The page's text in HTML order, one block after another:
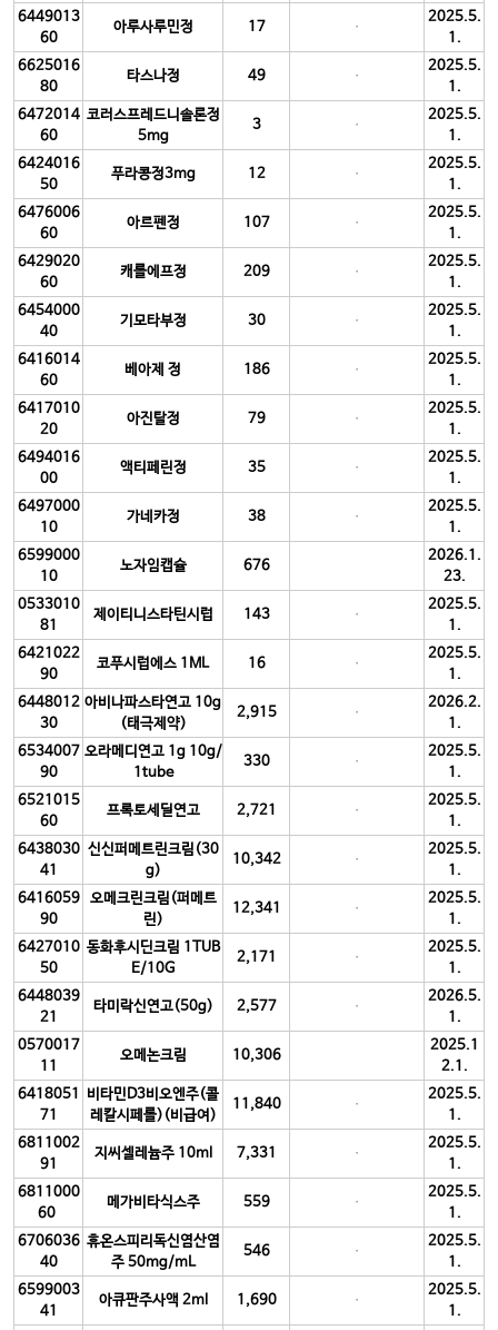
6449013
60
아루사루민정 17
2025.5.
1.
6625016
80
타스나정 49
2025.5.
1.
6472014
60
코러스프레드니솔론정
5mg
3
2025.5.
1.
6424016
50
푸라콩정3mg 12
2025.5.
1.
6476006
60
아르펜정 107
2025.5.
1.
6429020
60
캐롤에프정 209
2025.5.
1.
6454000
40
기모타부정 30
2025.5.
1.
6416014
60
베아제 정 186
2025.5.
1.
6417010
20
아진탈정 79
2025.5.
1.
6494016
00
액티페린정 35
2025.5.
1.
6497000
10
가네카정 38
2025.5.
1.
6599000
10
노자임캡슐 676
2026.1.
23.
0533010
81
제이티니스타틴시럽 143
2025.5.
1.
6421022
90
코푸시럽에스 1ML 16
2025.5.
1.
6448012
30
아비나파스타연고 10g
(태극제약)
2,915
2026.2.
1.
6534007
90
오라메디연고 1g 10g/
1tube
330
2025.5.
1.
6521015
60
프록토세딜연고 2,721
2025.5.
1.
6438030
41
신신퍼메트린크림(30
g)
10,342
2025.5.
1.
6416059
90
오메크린크림(퍼메트
린)
12,341
2025.5.
1.
6427010
50
동화후시딘크림 1TUB
E/10G
2,171
2025.5.
1.
6448039
21
타미락신연고(50g) 2,577
2026.5.
1.
0570017
11
오메논크림 10,306
2025.1
2.1.
6418051
71
비타민D3비오엔주(콜
레칼시페롤)(비급여)
11,840
2025.5.
1.
6811002
91
지씨셀레늄주 10ml 7,331
2025.5.
1.
6811000
60
메가비타식스주 559
2025.5.
1.
6706036
40
휴온스피리독신염산염
주 50mg/mL
546
2025.5.
1.
6599003
41
아큐판주사액 2ml 1,690
2025.5.
1.